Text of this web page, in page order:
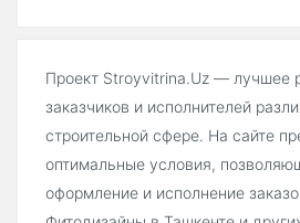
Проект Stroyvitrina.Uz — лучшее
заказчиков и исполнителей
строительной сфере. На сайте
оптимальные условия,
оформление и исполнение